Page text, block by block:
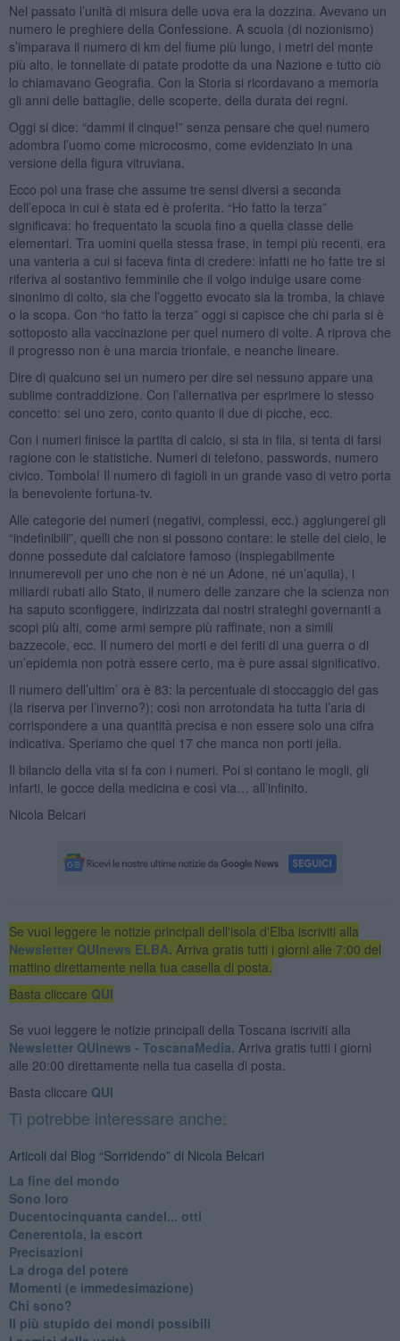
Nel passato l’unità di misura delle uova era la dozzina. Avevano un
numero le preghiere della Confessione. A scuola (di nozionismo)
s’imparava il numero di km del fiume più lungo, i metri del monte
più alto, le tonnellate di patate prodotte da una Nazione e tutto ciò
lo chiamavano Geografia. Con la Storia si ricordavano a memoria
gli anni delle battaglie, delle scoperte, della durata dei regni.
Oggi si dice: “dammi il cinque!” senza pensare che quel numero
adombra l’uomo come microcosmo, come evidenziato in una
versione della figura vitruviana.
Ecco poi una frase che assume tre sensi diversi a seconda
dell’epoca in cui è stata ed è proferita. “Ho fatto la terza”
significava: ho frequentato la scuola fino a quella classe delle
elementari. Tra uomini quella stessa frase, in tempi più recenti, era
una vanteria a cui si faceva finta di credere: infatti ne ho fatte tre si
riferiva al sostantivo femminile che il volgo indulge usare come
sinonimo di coito, sia che l’oggetto evocato sia la tromba, la chiave
o la scopa. Con “ho fatto la terza” oggi si capisce che chi parla si è
sottoposto alla vaccinazione per quel numero di volte. A riprova che
il progresso non è una marcia trionfale, e neanche lineare.
Dire di qualcuno sei un numero per dire sei nessuno appare una
sublime contraddizione. Con l’alternativa per esprimere lo stesso
concetto: sei uno zero, conto quanto il due di picche, ecc.
Con i numeri finisce la partita di calcio, si sta in fila, si tenta di farsi
ragione con le statistiche. Numeri di telefono, passwords, numero
civico. Tombola! Il numero di fagioli in un grande vaso di vetro porta
la benevolente fortuna-tv.
Alle categorie dei numeri (negativi, complessi, ecc.) aggiungerei gli
“indefinibili”, quelli che non si possono contare: le stelle del cielo, le
donne possedute dal calciatore famoso (inspiegabilmente
innumerevoli per uno che non è né un Adone, né un’aquila), i
miliardi rubati allo Stato, il numero delle zanzare che la scienza non
ha saputo sconfiggere, indirizzata dai nostri strateghi governanti a
scopi più alti, come armi sempre più raffinate, non a simili
bazzecole, ecc. Il numero dei morti e dei feriti di una guerra o di
un’epidemia non potrà essere certo, ma è pure assai significativo.
Il numero dell’ultim’ ora è 83: la percentuale di stoccaggio del gas
(la riserva per l’inverno?); così non arrotondata ha tutta l’aria di
corrispondere a una quantità precisa e non essere solo una cifra
indicativa. Speriamo che quel 17 che manca non porti jella.
Il bilancio della vita si fa con i numeri. Poi si contano le mogli, gli
infarti, le gocce della medicina e così via… all’infinito.
Nicola Belcari
Se vuoi leggere le notizie principali dell'isola d'Elba iscriviti alla
Newsletter QUInews ELBA. Arriva gratis tutti i giorni alle 7:00 del
mattino direttamente nella tua casella di posta.
Basta cliccare QUI
Se vuoi leggere le notizie principali della Toscana iscriviti alla
Newsletter QUInews - ToscanaMedia. Arriva gratis tutti i giorni
alle 20:00 direttamente nella tua casella di posta.
Basta cliccare QUI
Ti potrebbe interessare anche:
Articoli dal Blog “Sorridendo” di Nicola Belcari
La fine del mondo
Sono loro
Ducentocinquanta candel... otti
Cenerentola, la escort
Precisazioni
La droga del potere
Momenti (e immedesimazione)
Chi sono?
Il più stupido dei mondi possibili